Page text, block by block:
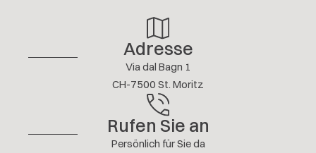
Adresse
Via dal Bagn 1
CH-7500 St. Moritz
Rufen Sie an
Persönlich für Sie da